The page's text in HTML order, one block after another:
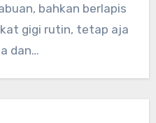
bahkan berlapis
gigi rutin, tetap aja
dan…